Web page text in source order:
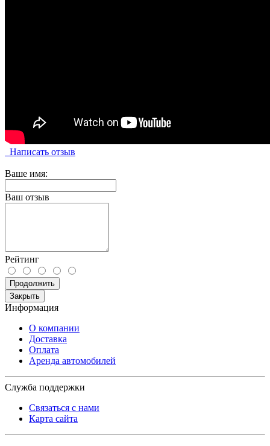
Написать отзыв
Ваше имя:
Ваш отзыв
Рейтинг
Продолжить
Закрыть
Информация
О компании
Доставка
Оплата
Аренда автомобилей
Служба поддержки
Связаться с нами
Карта сайта